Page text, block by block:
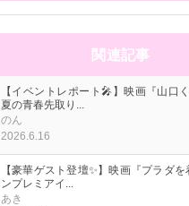
関連記事
【イベントレポート🎤】映画『山口
夏の青春先取り...
のん
2026.6.16
【豪華ゲスト登壇✨】映画『プラダ
ンプレミアイ...
あき